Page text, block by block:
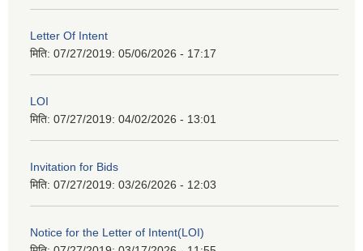
Letter Of Intent
मिति: 07/27/2019: 05/06/2026 - 17:17
LOI
मिति: 07/27/2019: 04/02/2026 - 13:01
Invitation for Bids
मिति: 07/27/2019: 03/26/2026 - 12:03
Notice for the Letter of Intent(LOI)